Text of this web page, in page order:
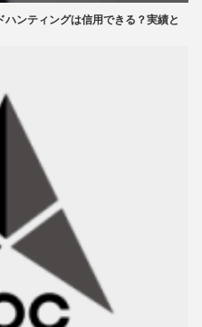
ンティングは信用できる？実績と